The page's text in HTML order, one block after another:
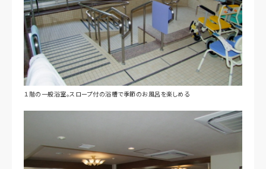
１階の一般浴室。スロープ付の浴槽で季節のお風呂を楽しめる